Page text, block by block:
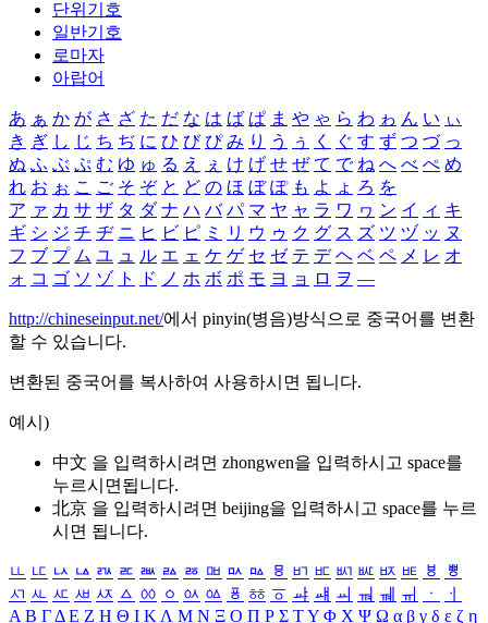
단위기호
일반기호
로마자
아랍어
あ ぁ か が さ ざ た だ な は ば ぱ ま や ゃ ら わ ゎ ん い ぃ
き ぎ し じ ち ぢ に ひ び ぴ み り う ぅ く ぐ す ず つ づ っ
ぬ ふ ぶ ぷ む ゆ ゅ る え ぇ け げ せ ぜ て で ね へ べ ぺ め
れ お ぉ こ ご そ ぞ と ど の ほ ぼ ぽ も よ ょ ろ を
ア ァ カ サ ザ タ ダ ナ ハ バ パ マ ヤ ャ ラ ワ ヮ ン イ ィ キ
ギ シ ジ チ ヂ ニ ヒ ビ ピ ミ リ ウ ゥ ク グ ス ズ ツ ヅ ッ ヌ
フ ブ プ ム ユ ュ ル エ ェ ケ ゲ セ ゼ テ デ ヘ ベ ペ メ レ オ
ォ コ ゴ ソ ゾ ト ド ノ ホ ボ ポ モ ヨ ョ ロ ヲ ―
http://chineseinput.net/에서 pinyin(병음)방식으로 중국어를 변환
할 수 있습니다.
변환된 중국어를 복사하여 사용하시면 됩니다.
예시)
中文 을 입력하시려면 zhongwen을 입력하시고 space를
누르시면됩니다.
北京 을 입력하시려면 beijing을 입력하시고 space를 누르
시면 됩니다.
ㅥ ㅦ ㅧ ㅨ ㅩ ㅪ ㅫ ㅬ ㅭ ㅮ ㅯ ㅰ ㅱ ㅲ ㅳ ㅴ ㅵ ㅶ ㅷ ㅸ
ㅹ
ㅺ ㅻ ㅼ ㅽ ㅾ ㅿ ㆀ ㆁ ㆂ ㆃ ㆄ ㆅ ㆆ ㆇ ㆈ ㆉ ㆊ ㆋ ㆌ ㆍ
ㆎ
Α Β ΓΔ Ε Ζ Η Θ Ι ΚΛ Μ Ν Ξ Ο Π Ρ Σ ΤΥ Φ Χ Ψ Ω α β γ δ ε ζ η